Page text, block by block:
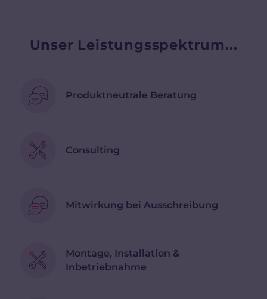
Unser Leistungsspektrum...
Produktneutrale Beratung
Consulting
Mitwirkung bei Ausschreibung
Montage, Installation &
Inbetriebnahme